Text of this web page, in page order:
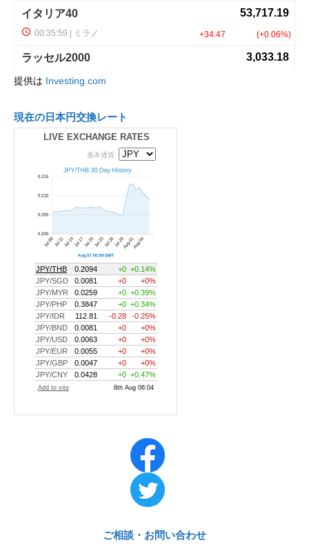
提供は Investing.com
現在の日本円交換レート
LIVE EXCHANGE RATES
ご相談・お問い合わせ